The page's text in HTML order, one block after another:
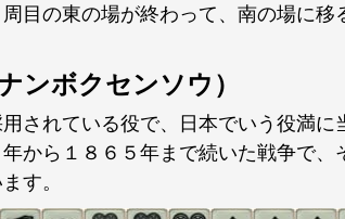
目の東の場が終わって、南の場に移
ンボクセンソウ）
されている役で、日本でいう役満に
から１８６５年まで続いた戦争で、
す。